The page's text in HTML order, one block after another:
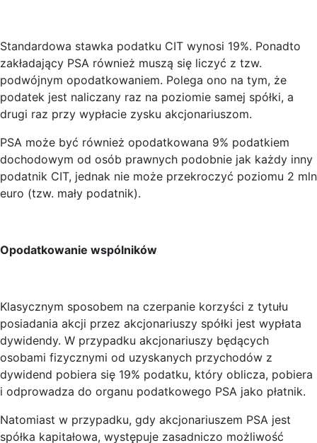
Standardowa stawka podatku CIT wynosi 19%. Ponadto
zakładający PSA również muszą się liczyć z tzw.
podwójnym opodatkowaniem. Polega ono na tym, że
podatek jest naliczany raz na poziomie samej spółki, a
drugi raz przy wypłacie zysku akcjonariuszom.
PSA może być również opodatkowana 9% podatkiem
dochodowym od osób prawnych podobnie jak każdy inny
podatnik CIT, jednak nie może przekroczyć poziomu 2 mln
euro (tzw. mały podatnik).
Opodatkowanie wspólników
Klasycznym sposobem na czerpanie korzyści z tytułu
posiadania akcji przez akcjonariuszy spółki jest wypłata
dywidendy. W przypadku akcjonariuszy będących
osobami fizycznymi od uzyskanych przychodów z
dywidend pobiera się 19% podatku, który oblicza, pobiera
i odprowadza do organu podatkowego PSA jako płatnik.
Natomiast w przypadku, gdy akcjonariuszem PSA jest
spółka kapitałowa, występuje zasadniczo możliwość